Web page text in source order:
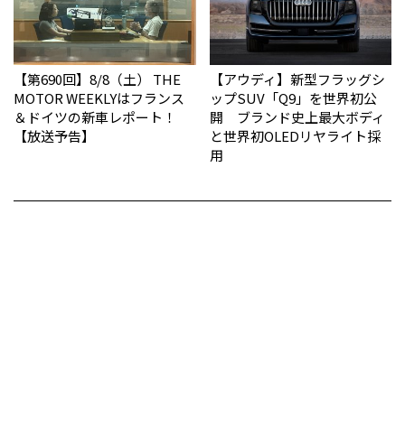
【第690回】8/8（土） THE
MOTOR WEEKLYはフランス
＆ドイツの新車レポート！
【放送予告】
【アウディ】新型フラッグシ
ップSUV「Q9」を世界初公
開 ブランド史上最大ボディ
と世界初OLEDリヤライト採
用